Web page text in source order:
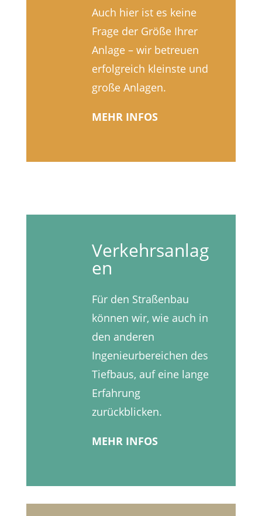
Auch hier ist es keine
Frage der Größe Ihrer
Anlage – wir betreuen
erfolgreich kleinste und
große Anlagen.
MEHR INFOS
Verkehrsanlag
en
Für den Straßenbau
können wir, wie auch in
den anderen
Ingenieurbereichen des
Tiefbaus, auf eine lange
Erfahrung
zurückblicken.
MEHR INFOS